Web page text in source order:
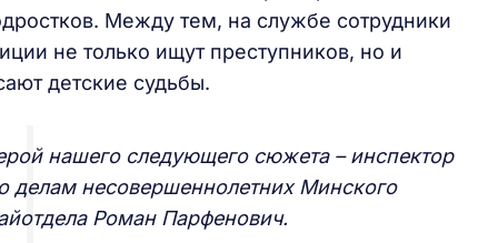
Между тем, на службе сотрудники
не только ищут преступников, но и
детские судьбы.
нашего следующего сюжета – инспектор
делам несовершеннолетних Минского
Роман Парфенович.